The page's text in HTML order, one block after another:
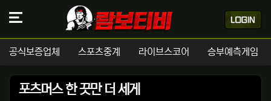
공식보증업체 스포츠중계 라이브스코어 승부예측게임
포츠머스 한 끗만 더 세게